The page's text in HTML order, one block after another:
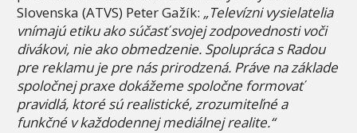
Slovenska (ATVS) Peter Gažík: „Televízni vysielatelia
vnímajú etiku ako súčasť svojej zodpovednosti voči
divákovi, nie ako obmedzenie. Spolupráca s Radou
pre reklamu je pre nás prirodzená. Práve na základe
spoločnej praxe dokážeme spoločne formovať
pravidlá, ktoré sú realistické, zrozumiteľné a
funkčné v každodennej mediálnej realite.“